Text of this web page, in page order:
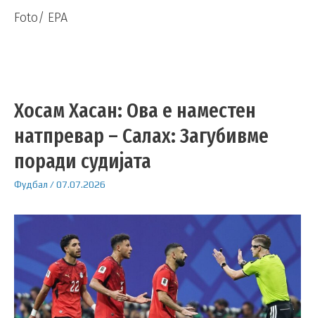
Foto/ EPA
Хосам Хасан: Ова е наместен
натпревар – Салах: Загубивме
поради судијата
Фудбал /07.07.2026